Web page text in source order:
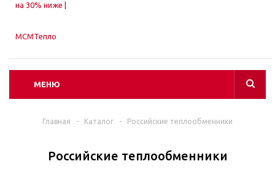
МЕНЮ
Главная - Каталог - Российские теплообменники
Российские теплообменники